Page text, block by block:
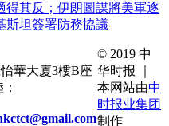
得其反；伊朗圖謀將美軍逐
斯坦簽署防務協議
華大廈3樓B座
© 2019 中
华时报 ｜
本网站由中
时报业集团
制作